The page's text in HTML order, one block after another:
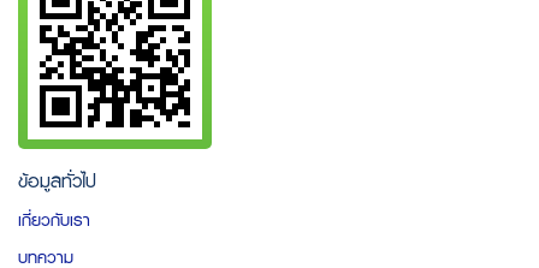
ข้อมูลทั่วไป
เกี่ยวกับเรา
บทความ